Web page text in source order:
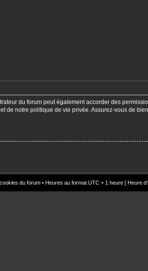
du forum peut également accorder des
de notre politique de vie privée. Assurez-vous de bien
du forum • Heures au format UTC + 1 heure [ Heure